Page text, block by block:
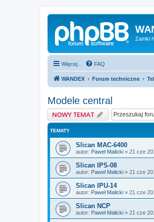
Zamki
Więcej… FAQ
WANDEX Forum techniczne
Modele central
NOWY TEMAT
TEMATY
Slican MAC-6400
autor: Paweł Malicki » 21 cze
Slican IPS-08
autor: Paweł Malicki » 21 cze
Slican IPU-14
autor: Paweł Malicki » 21 cze
Slican NCP
autor: Paweł Malicki » 21 cze